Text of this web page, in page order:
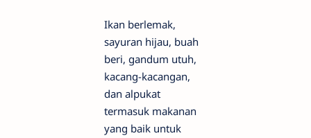
Ikan berlemak,
sayuran hijau, buah
beri, gandum utuh,
kacang-kacangan,
dan alpukat
termasuk makanan
yang baik untuk